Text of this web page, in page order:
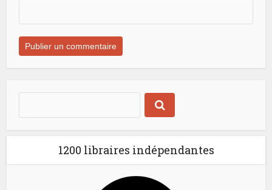
1200 libraires indépendantes